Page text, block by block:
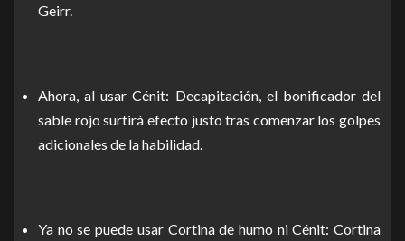
Geirr.
Ahora, al usar Cénit: Decapitación, el bonificador del
sable rojo surtirá efecto justo tras comenzar los golpes
adicionales de la habilidad.
Ya no se puede usar Cortina de humo ni Cénit: Cortina